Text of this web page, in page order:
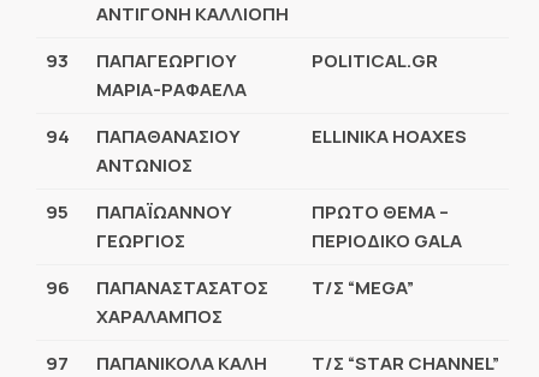
ΑΝΤΙΓΟΝΗ ΚΑΛΛΙΟΠΗ
93
ΠΑΠΑΓΕΩΡΓΙΟΥ
ΜΑΡΙΑ-ΡΑΦΑΕΛΑ
POLITICAL.GR
94
ΠΑΠΑΘΑΝΑΣΙΟΥ
ΑΝΤΩΝΙΟΣ
ELLINIKA HOAXES
95
ΠΑΠΑΪΩΑΝΝΟΥ
ΓΕΩΡΓΙΟΣ
ΠΡΩΤΟ ΘΕΜΑ –
ΠΕΡΙΟΔΙΚΟ GALA
96
ΠΑΠΑΝΑΣΤΑΣΑΤΟΣ
ΧΑΡΑΛΑΜΠΟΣ
Τ/Σ “MEGA”
97 ΠΑΠΑΝΙΚΟΛΑ ΚΑΛΗ
Τ/Σ “STAR CHANNEL”